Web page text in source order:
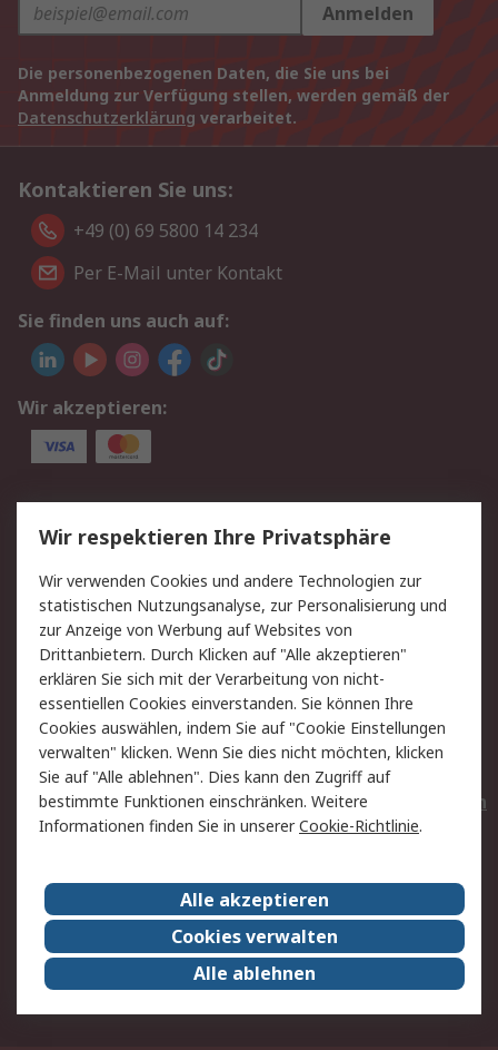
Anmelden
Die personenbezogenen Daten, die Sie uns bei
Anmeldung zur Verfügung stellen, werden gemäß der
Datenschutzerklärung verarbeitet.
Kontaktieren Sie uns:
+49 (0) 69 5800 14 234
Per E-Mail unter Kontakt
Sie finden uns auch auf:
Wir akzeptieren:
Service
Value Added Services
Lieferlösungen
Rücksendungen
Kontakt
Hilfe
Privatkunden
Rechtliches
AGB
Datenschutz
Cookie-Richtlinie
Zahlungsbedingungen
Copyright/Impressum
Entsorgung
Elektrogeräte/Batterien
RS weltweit
Karriere bei RS
Nachhaltigkeit
Qualität/Umwelt/ZertifikatePresse-Center
Event-Center
Wir respektieren Ihre Privatsphäre
Wir verwenden Cookies und andere Technologien zur
statistischen Nutzungsanalyse, zur Personalisierung und
zur Anzeige von Werbung auf Websites von
Drittanbietern. Durch Klicken auf "Alle akzeptieren"
erklären Sie sich mit der Verarbeitung von nicht-
essentiellen Cookies einverstanden. Sie können Ihre
Cookies auswählen, indem Sie auf "Cookie Einstellungen
verwalten" klicken. Wenn Sie dies nicht möchten, klicken
Sie auf "Alle ablehnen". Dies kann den Zugriff auf
bestimmte Funktionen einschränken. Weitere
Informationen finden Sie in unsererCookie-Richtlinie.
Alle akzeptieren
Cookies verwalten
Alle ablehnen